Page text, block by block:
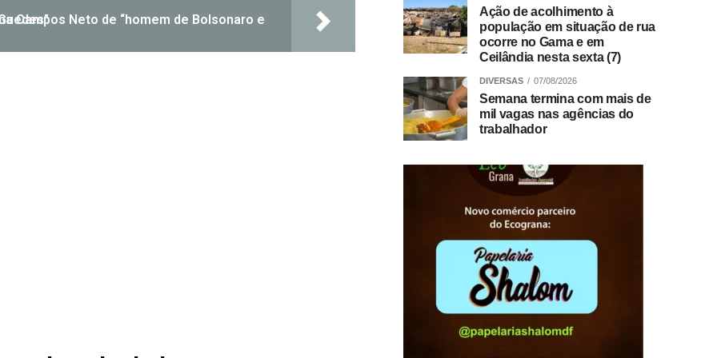
chama Campos Neto de “homem de Bolsonaro e Guedes”
Ação de acolhimento à
população em situação de rua
ocorre no Gama e em
Ceilândia nesta sexta (7)
DIVERSAS 07/08/2026
Semana termina com mais de
mil vagas nas agências do
trabalhador